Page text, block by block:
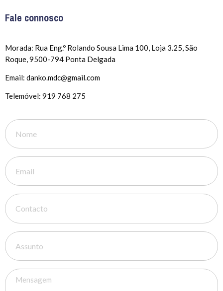
Fale connosco
Morada: Rua Eng.º Rolando Sousa Lima 100, Loja 3.25, São
Roque, 9500-794 Ponta Delgada
Email: danko.mdc@gmail.com
Telemóvel: 919 768 275